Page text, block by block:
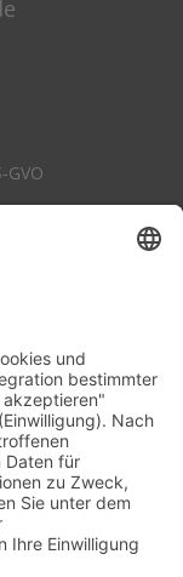
laden!
die
nicht
muss
diesen